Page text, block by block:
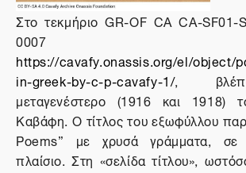
Στο τεκμήριο GR-OF CA CA-SF01-
0007
https://cavafy.onassis.org/el/object/
in-greek-by-c-p-cavafy-1/,
μεταγενέστερο (1916 και 1918)
Καβάφη. O τίτλος του εξωφύλλου
Poems” με χρυσά γράμματα, σε
πλαίσιο. Στη «σελίδα τίτλου»,